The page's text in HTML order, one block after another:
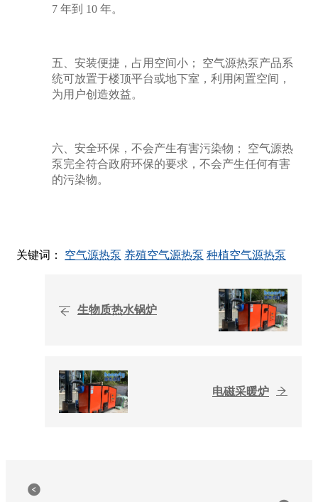
7 年到 10 年。
五、安装便捷，占用空间小； 空气源热泵产品系
统可放置于楼顶平台或地下室，利用闲置空间，
为用户创造效益。
六、安全环保，不会产生有害污染物； 空气源热
泵完全符合政府环保的要求，不会产生任何有害
的污染物。
关键词： 空气源热泵 养殖空气源热泵 种植空气源热泵
生物质热水锅炉
电磁采暖炉